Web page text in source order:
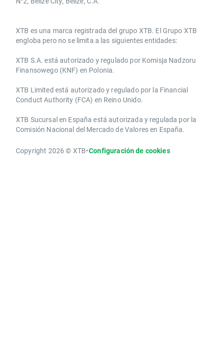
​​XTB es una marca registrada del grupo XTB. El Grupo XTB
engloba pero no se limita a las siguientes entidades:
XTB S.A.​ está autorizado y regulado por Komisja Nadzoru
Finansowego (KNF) ​en Polonia.
XTB Limited ​está autorizado y regulado por la ​Financial
Conduct Authority ​(FCA) en ​​Reino Unido.
XTB Sucursal en España está autorizada y regulada por la
Comisión Nacional del Mercado de Valores en España.
Copyright 2026 © XTB•Configuración de cookies